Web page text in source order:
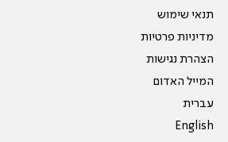
תנאי שימוש
מדיניות פרטיות
הצהרת נגישות
המייל האדום
עברית
English